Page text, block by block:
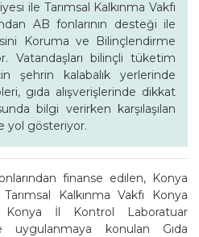
ile Tarımsal Kalkınma Vakfı
AB fonlarının desteği ile
Koruma ve Bilinçlendirme
Vatandaşları bilinçli tüketim
şehrin kalabalık yerlerinde
gıda alışverişlerinde dikkat
bilgi verirken karşılaşılan
yol gösteriyor.
finanse edilen, Konya
Kalkınma Vakfı Konya
Konya İl Kontrol Laboratuar
uygulanmaya konulan Gıda